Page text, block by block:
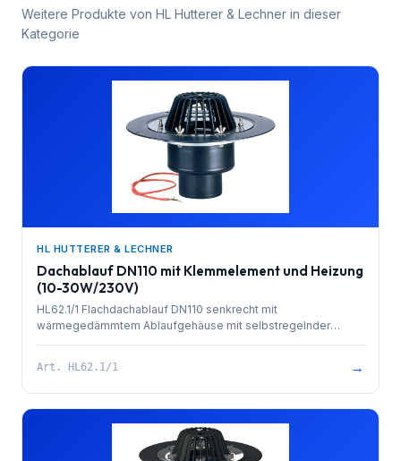
Weitere Produkte von HL Hutterer & Lechner in dieser
Kategorie
HL HUTTERER & LECHNER
Dachablauf DN110 mit Klemmelement und Heizung
(10-30W/230V)
HL62.1/1 Flachdachablauf DN110 senkrecht mit
wärmegedämmtem Ablaufgehäuse mit selbstregelnder
Wärmequelle zum Direktanschluss an das 230 V Netz (10-30
Einbinden von Dichtfolien und Laubfangkorb d 180 mm.
Bauschutz im Lieferumfang enthalten.
Art. HL62.1/1 →